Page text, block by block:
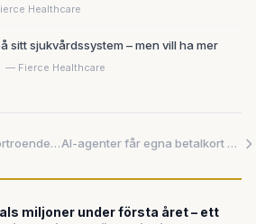
Healthcare
sitt sjukvårdssystem – men vill ha mer
— Fierce Healthcare
Värmeproblem och förtroendekriser bromsar AI-branschens expansion
AI-agenter får egna betalkort – nu växer oron för säkerheten
miljoner under första året – ett